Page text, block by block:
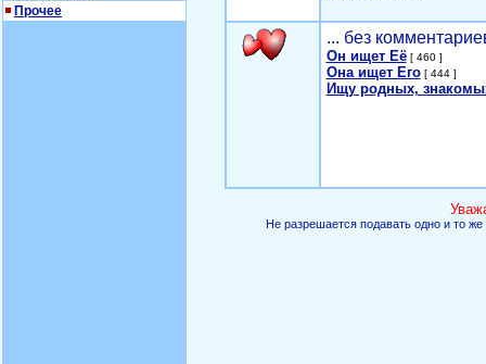
Прочее
... без
Он ищет Её[ 460 ]
Она ищет Его[ 444 ]
Ищу родных,
Не разрешается подавать одно и то